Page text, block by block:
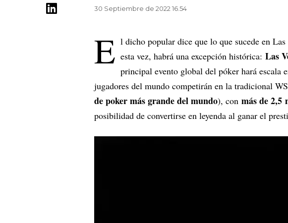
30 Septiembre de 2022 16.54
E l dicho popular dice que lo que sucede en
esta vez, habrá una excepción histórica: Las
principal evento global del póker hará escala
jugadores del mundo competirán en la tradicional
de poker más grande del mundo), con más de 2,5
posibilidad de convertirse en leyenda al ganar el